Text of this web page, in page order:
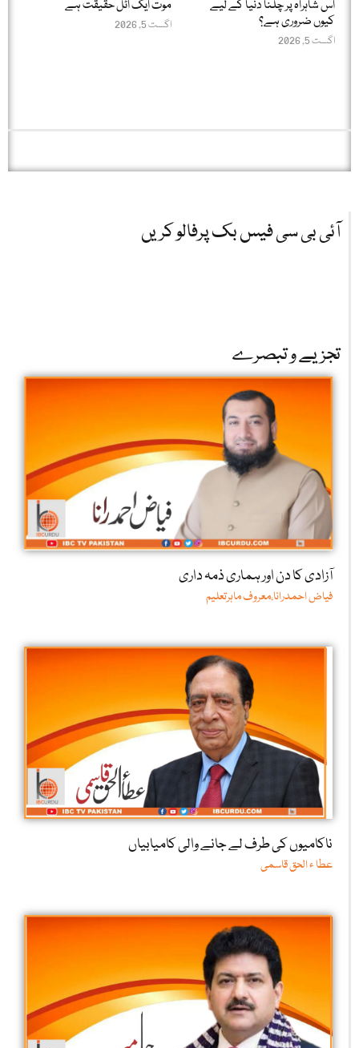
اس شاہراہ پر چلنا دنیا کے لیے
کیوں ضروری ہے؟
اگست 5, 2026
موت ایک اٹل حقیقت ہے
اگست 5, 2026
آئی بی سی فیس بک پرفالو کریں
تجزیے و تبصرے
آزادی کا دن اور ہماری ذمہ داری
فیاض احمدرانا،معروف ماہرتعلیم
ناکامیوں کی طرف لے جانے والی کامیابیاں
عطا ء الحق قاسمی